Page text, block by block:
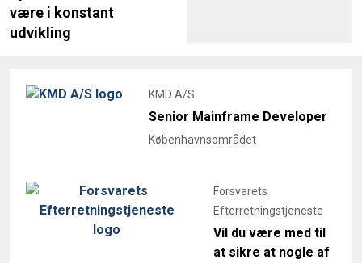
være i konstant
udvikling
KMD A/S
Senior Mainframe Developer
Københavnsområdet
Forsvarets
Efterretningstjeneste
Vil du være med til
at sikre at nogle af